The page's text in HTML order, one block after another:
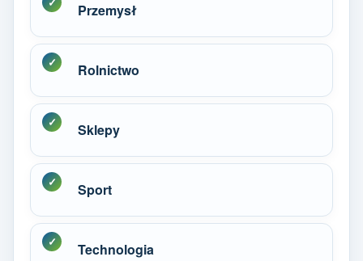
Przemysł
Rolnictwo
Sklepy
Sport
Technologia